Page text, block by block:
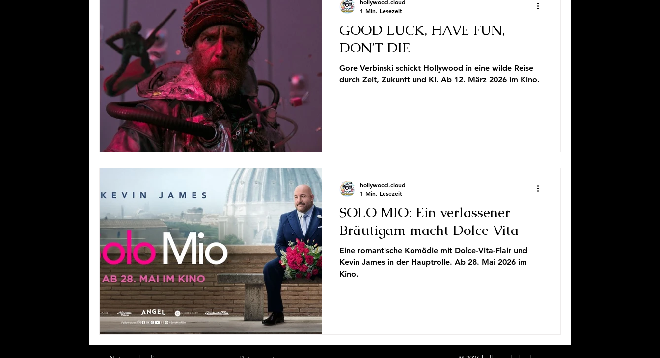
GOOD LUCK, HAVE FUN,
DON’T DIE
Gore Verbinski schickt Hollywood in eine wilde Reise
durch Zeit, Zukunft und KI. Ab 12. März 2026 im Kino.
hollywood.cloud
1 Min. Lesezeit
SOLO MIO: Ein verlassener
Bräutigam macht Dolce Vita
Eine romantische Komödie mit Dolce-Vita-Flair und
Kevin James in der Hauptrolle. Ab 28. Mai 2026 im
Kino.
hollywood.cloud
1 Min. Lesezeit